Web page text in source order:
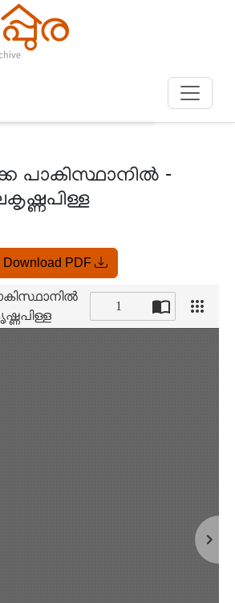
പാകിസ്ഥാനിൽ -
Download PDF